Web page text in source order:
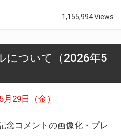
1,155,994 Views
について（2026年5
月29日（金）
念コメントの画像化・プレ